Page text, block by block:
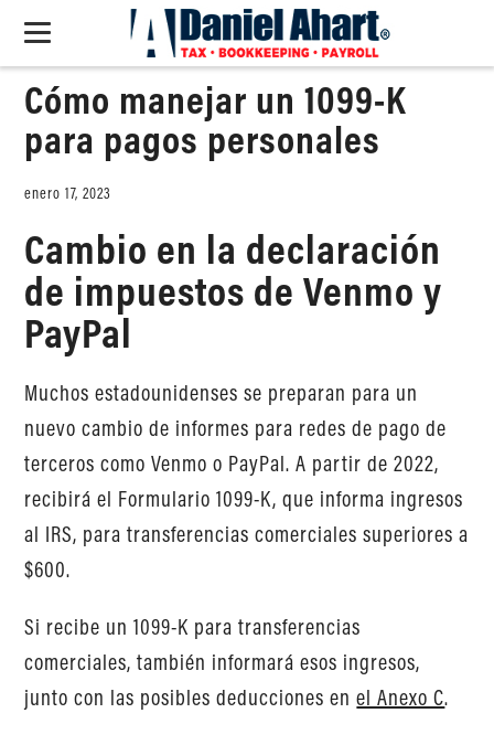
Cómo manejar un 1099-K
para pagos personales
enero 17, 2023
Cambio en la declaración
de impuestos de Venmo y
PayPal
Muchos estadounidenses se preparan para un
nuevo cambio de informes para redes de pago de
terceros como Venmo o PayPal. A partir de 2022,
recibirá el Formulario 1099-K, que informa ingresos
al IRS, para transferencias comerciales superiores a
$600.
Si recibe un 1099-K para transferencias
comerciales, también informará esos ingresos,
junto con las posibles deducciones enel Anexo C.